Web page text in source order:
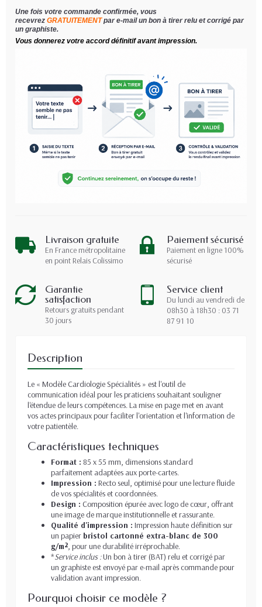
Une fois votre commande confirmée, vous
recevrez GRATUITEMENT par e-mail un bon à tirer relu et corrigé par
un graphiste.
Vous donnerez votre accord définitif avant impression.
Livraison gratuite
En France métropolitaine
en point Relais Colissimo
Paiement sécurisé
Paiement en ligne 100%
sécurisé
Garantie
satisfaction
Retours gratuits pendant
30 jours
Service client
Du lundi au vendredi de
08h30 à 18h30 : 03 71
87 91 10
Description
Le « Modèle Cardiologie Spécialités » est l'outil de
communication idéal pour les praticiens souhaitant souligner
l'étendue de leurs compétences. La mise en page met en avant
vos actes principaux pour faciliter l'orientation et l'information de
votre patientèle.
Caractéristiques techniques
Format : 85 x 55 mm, dimensions standard
parfaitement adaptées aux porte-cartes.
Impression : Recto seul, optimisé pour une lecture fluide
de vos spécialités et coordonnées.
Design : Composition épurée avec logo de cœur, offrant
une image de marque institutionnelle et rassurante.
Qualité d'impression : Impression haute définition sur
un papier bristol cartonné extra-blanc de 300
g/m², pour une durabilité irréprochable.
*Service inclus :Un bon à tirer (BAT) relu et corrigé par
un graphiste est envoyé par e-mail après commande pour
validation avant impression.
Pourquoi choisir ce modèle ?